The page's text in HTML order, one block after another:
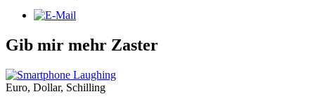
Gib mir mehr Zaster
Euro, Dollar, Schilling